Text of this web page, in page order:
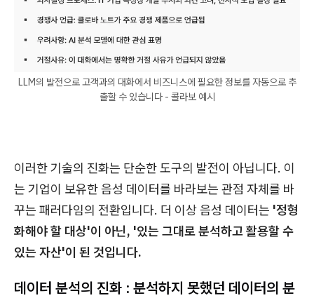
LLM의 발전으로 고객과의 대화에서 비즈니스에 필요한 정보를 자동으로 추
출할 수 있습니다 - 콜라보 예시
이러한 기술의 진화는 단순한 도구의 발전이 아닙니다. 이
는 기업이 보유한 음성 데이터를 바라보는 관점 자체를 바
꾸는 패러다임의 전환입니다. 더 이상 음성 데이터는 '정형
화해야 할 대상'이 아닌, '있는 그대로 분석하고 활용할 수
있는 자산'이 된 것입니다.
데이터 분석의 진화 : 분석하지 못했던 데이터의 분